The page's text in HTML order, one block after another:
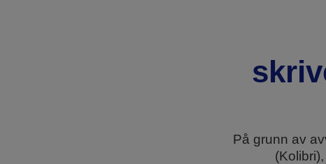
På grunn av